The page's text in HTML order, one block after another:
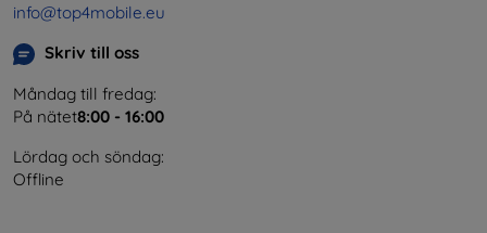
info@top4mobile.eu
Skriv till oss
Måndag till fredag:
På nätet8:00 - 16:00
Lördag och söndag:
Offline